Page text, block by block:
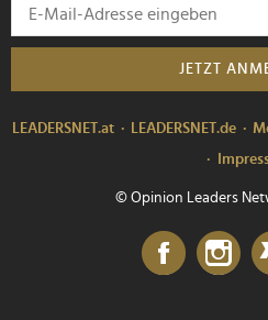
JETZT
LEADERSNET.at LEADERSNET.de
© Opinion Leaders